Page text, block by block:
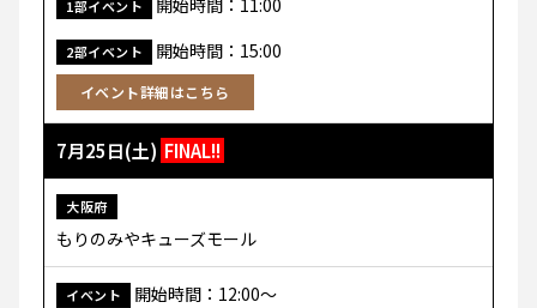
1部イベント 開始時間：11:00
2部イベント 開始時間：15:00
イベント詳細はこちら
7月25日(土) FINAL!!
大阪府
もりのみやキューズモール
イベント 開始時間：12:00〜